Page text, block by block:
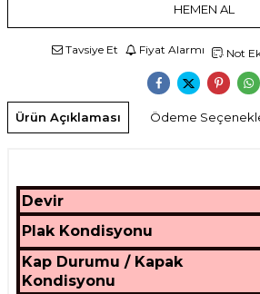
HEMEN AL
Tavsiye Et Fiyat Alarmı Not
Ürün Açıklaması Ödeme
Devir
Plak Kondisyonu
Kap Durumu / Kapak
Kondisyonu